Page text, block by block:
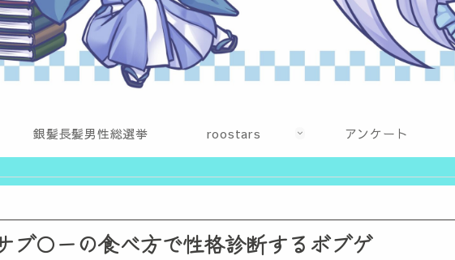
銀髪長髪男性総選挙 roostars アンケート
ブ〇ーの食べ方で性格診断するボブゲ